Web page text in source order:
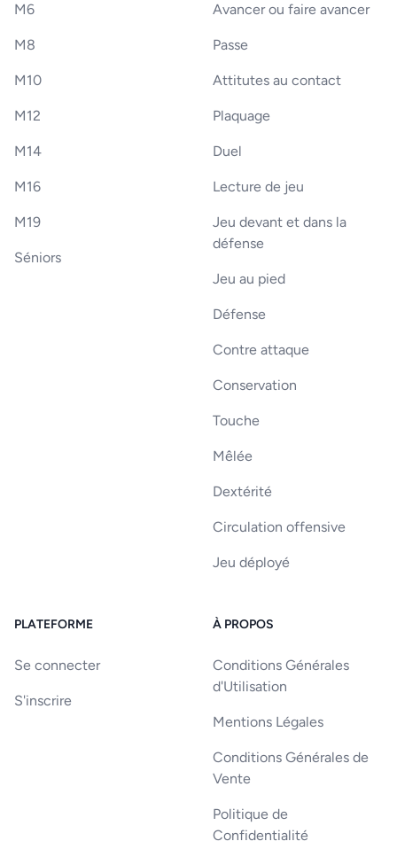
M6
M8
M10
M12
M14
M16
M19
Séniors
Avancer ou faire avancer
Passe
Attitutes au contact
Plaquage
Duel
Lecture de jeu
Jeu devant et dans la
défense
Jeu au pied
Défense
Contre attaque
Conservation
Touche
Mêlée
Dextérité
Circulation offensive
Jeu déployé
PLATEFORME
Se connecter
S'inscrire
À PROPOS
Conditions Générales
d'Utilisation
Mentions Légales
Conditions Générales de
Vente
Politique de
Confidentialité